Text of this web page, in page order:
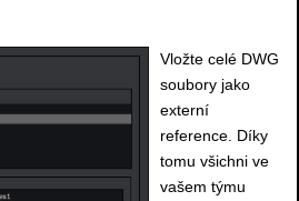
Vložte celé DWG
soubory jako
externí
reference. Díky
tomu všichni ve
vašem týmu